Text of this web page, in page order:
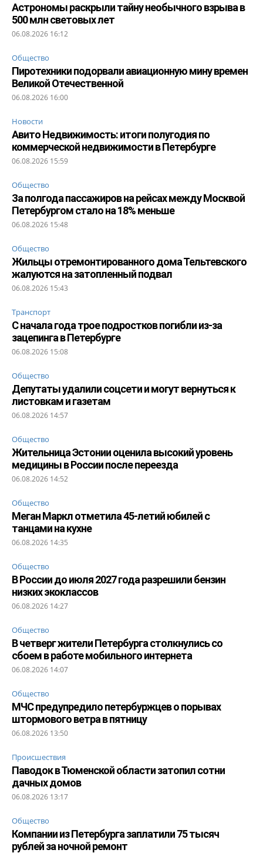
Астрономы раскрыли тайну необычного взрыва в
500 млн световых лет
06.08.2026 16:12
Общество
Пиротехники подорвали авиационную мину времен
Великой Отечественной
06.08.2026 16:00
Новости
Авито Недвижимость: итоги полугодия по
коммерческой недвижимости в Петербурге
06.08.2026 15:59
Общество
За полгода пассажиров на рейсах между Москвой
Петербургом стало на 18% меньше
06.08.2026 15:48
Общество
Жильцы отремонтированного дома Тельтевского
жалуются на затопленный подвал
06.08.2026 15:43
Транспорт
С начала года трое подростков погибли из-за
зацепинга в Петербурге
06.08.2026 15:08
Общество
Депутаты удалили соцсети и могут вернуться к
листовкам и газетам
06.08.2026 14:57
Общество
Жительница Эстонии оценила высокий уровень
медицины в России после переезда
06.08.2026 14:52
Общество
Меган Маркл отметила 45-летий юбилей с
танцами на кухне
06.08.2026 14:35
Общество
В России до июля 2027 года разрешили бензин
низких экоклассов
06.08.2026 14:27
Общество
В четверг жители Петербурга столкнулись со
сбоем в работе мобильного интернета
06.08.2026 14:07
Общество
МЧС предупредило петербуржцев о порывах
штормового ветра в пятницу
06.08.2026 13:50
Происшествия
Паводок в Тюменской области затопил сотни
дачных домов
06.08.2026 13:17
Общество
Компании из Петербурга заплатили 75 тысяч
рублей за ночной ремонт